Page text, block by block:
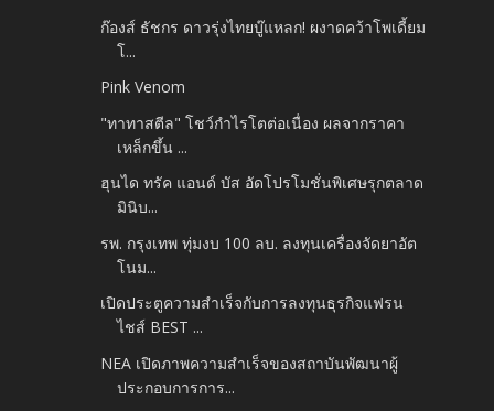
ก๊องส์ ธัชกร ดาวรุ่งไทยบู๊แหลก! ผงาดคว้าโพเดี้ยม
โ...
Pink Venom
"ทาทาสตีล" โชว์กำไรโตต่อเนื่อง ผลจากราคา
เหล็กขึ้น ...
ฮุนได ทรัค แอนด์ บัส อัดโปรโมชั่นพิเศษรุกตลาด
มินิบ...
รพ. กรุงเทพ ทุ่มงบ 100 ลบ. ลงทุนเครื่องจัดยาอัต
โนม...
เปิดประตูความสำเร็จกับการลงทุนธุรกิจแฟรน
ไชส์ BEST ...
NEA เปิดภาพความสำเร็จของสถาบันพัฒนาผู้
ประกอบการการ...